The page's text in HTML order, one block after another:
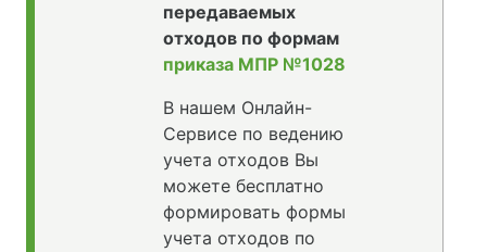
передаваемых
отходов по формам
приказа МПР №1028
В нашем Онлайн-
Сервисе по ведению
учета отходов Вы
можете бесплатно
формировать формы
учета отходов по